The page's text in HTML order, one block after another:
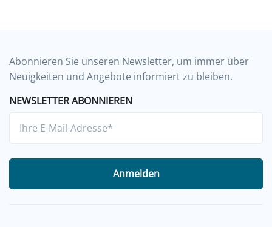
Abonnieren Sie unseren Newsletter, um immer über
Neuigkeiten und Angebote informiert zu bleiben.
NEWSLETTER ABONNIEREN
Anmelden